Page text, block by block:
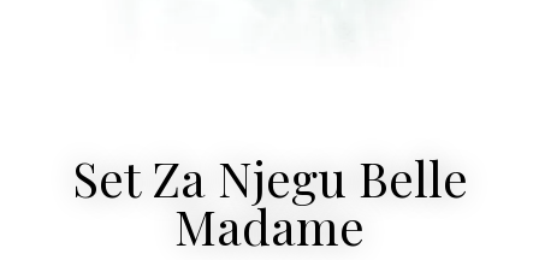
Set Za Njegu Belle
Madame